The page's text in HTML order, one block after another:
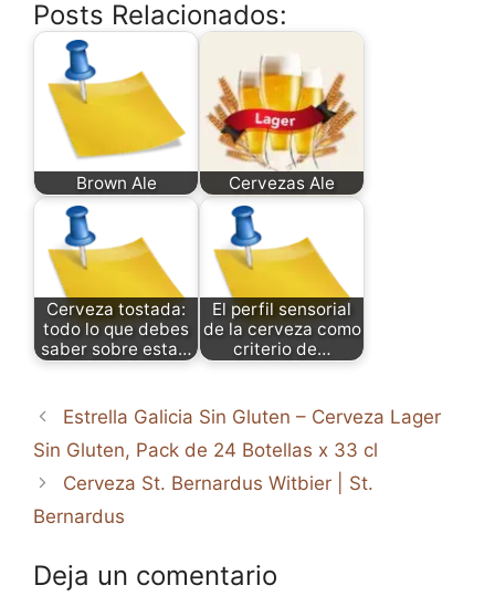
Posts Relacionados:
Brown Ale Cervezas Ale
Cerveza tostada:
todo lo que debes
saber sobre esta…
El perfil sensorial
de la cerveza como
criterio de…
Estrella Galicia Sin Gluten – Cerveza Lager
Sin Gluten, Pack de 24 Botellas x 33 cl
Cerveza St. Bernardus Witbier | St.
Bernardus
Deja un comentario